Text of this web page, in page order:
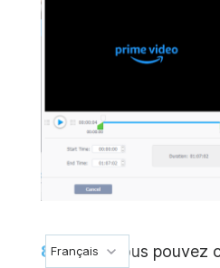
Enfin, vous pouvez
Français